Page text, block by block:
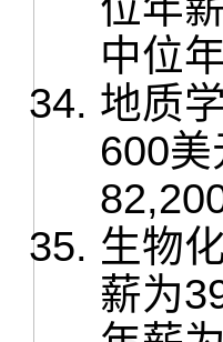
中位
地质
600
生物
薪为